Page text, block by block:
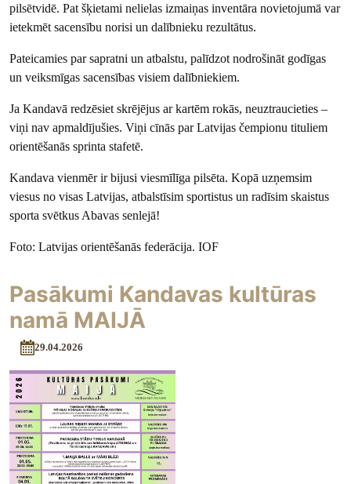
pilsētvidē. Pat šķietami nelielas izmaiņas inventāra novietojumā var
ietekmēt sacensību norisi un dalībnieku rezultātus.
Pateicamies par sapratni un atbalstu, palīdzot nodrošināt godīgas
un veiksmīgas sacensības visiem dalībniekiem.
Ja Kandavā redzēsiet skrējējus ar kartēm rokās, neuztraucieties –
viņi nav apmaldījušies. Viņi cīnās par Latvijas čempionu tituliem
orientēšanās sprinta stafetē.
Kandava vienmēr ir bijusi viesmīlīga pilsēta. Kopā uzņemsim
viesus no visas Latvijas, atbalstīsim sportistus un radīsim skaistus
sporta svētkus Abavas senlejā!
Foto: Latvijas orientēšanās federācija. IOF
Pasākumi Kandavas kultūras
namā MAIJĀ
29.04.2026